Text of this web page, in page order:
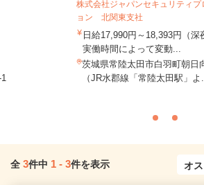
株式会社ジャパンセキュリティプ
ョン 北関東支社
日給17,990円～18,393円（深
実働時間によって変動...
茨城県常陸太田市白羽町朝日
（JR水郡線「常陸太田駅」よ...
全 3件中 1 - 3件を表示